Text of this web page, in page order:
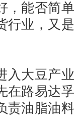
能否简单
行业，又
大豆产
在路易达
责油脂油